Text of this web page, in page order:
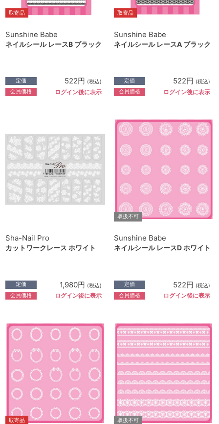
取寄品
Sunshine Babe
ネイルシール レースB ブラック
定価 522円 (税込)
会員価格 ログイン後に表示
取寄品
Sunshine Babe
ネイルシール レースA ブラック
定価 522円 (税込)
会員価格 ログイン後に表示
Sha-Nail Pro
カットワークレース ホワイト
定価 1,980円 (税込)
会員価格 ログイン後に表示
取扱不可
Sunshine Babe
ネイルシール レースD ホワイト
定価 522円 (税込)
会員価格 ログイン後に表示
取寄品 取扱不可